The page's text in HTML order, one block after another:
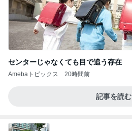
センターじゃなくても目で追う存在
Amebaトピックス 20時間前
記事を読む